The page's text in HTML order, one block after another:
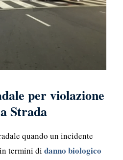
per violazione
Strada
quando un incidente
termini di danno biologico